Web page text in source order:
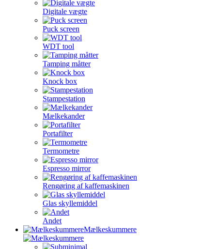
Digitale vægte
Puck screen
WDT tool
Tamping måtter
Knock box
Stampestation
Mælkekander
Portafilter
Termometre
Espresso mirror
Rengøring af kaffemaskinen
Glas skyllemiddel
Andet
Mælkeskummere